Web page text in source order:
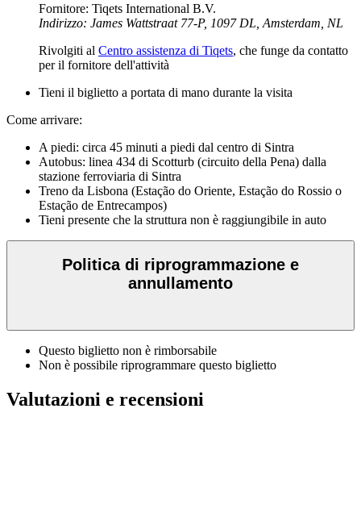
Fornitore: Tiqets International B.V.
Indirizzo: James Wattstraat 77-P, 1097 DL, Amsterdam, NL
Rivolgiti al Centro assistenza di Tiqets, che funge da contatto
per il fornitore dell'attività
Tieni il biglietto a portata di mano durante la visita
Come arrivare:
A piedi: circa 45 minuti a piedi dal centro di Sintra
Autobus: linea 434 di Scotturb (circuito della Pena) dalla
stazione ferroviaria di Sintra
Treno da Lisbona (Estação do Oriente, Estação do Rossio o
Estação de Entrecampos)
Tieni presente che la struttura non è raggiungibile in auto
Politica di riprogrammazione e
annullamento
Questo biglietto non è rimborsabile
Non è possibile riprogrammare questo biglietto
Valutazioni e recensioni